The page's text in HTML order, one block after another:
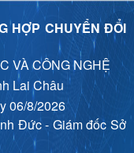
HỢP CHUYỂN ĐỔI
VÀ CÔNG NGHỆ
Lai Châu
06/8/2026
Đức - Giám đốc Sở